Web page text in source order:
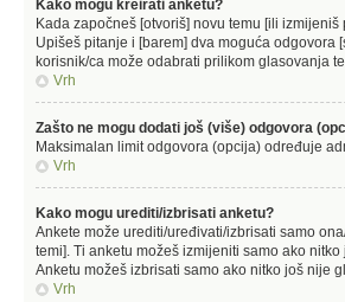
Kako mogu kreirati anketu?
Kada započneš [otvoriš] novu temu [ili
Upišeš pitanje i [barem] dva moguća
korisnik/ca može odabrati prilikom glasovanja
Vrh
Zašto ne mogu dodati još (više) odgovora
Maksimalan limit odgovora (opcija) određuje
Vrh
Kako mogu urediti/izbrisati anketu?
Ankete može urediti/uređivati/izbrisati samo
temi]. Ti anketu možeš izmijeniti samo ako
Anketu možeš izbrisati samo ako nitko još nije
Vrh